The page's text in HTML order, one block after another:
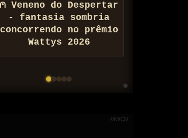
⩀ Veneno do Despertar
- fantasia sombria
concorrendo no prêmio
Wattys 2026
⚠ Conheça Zona de
Barateamento
Populacional do
Arquivo Nix
ANÚNCIO